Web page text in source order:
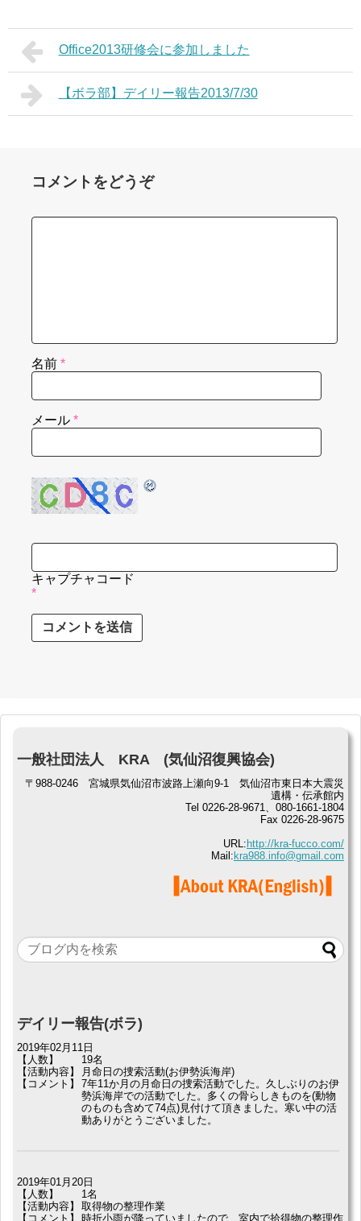
Office2013研修会に参加しました
【ボラ部】デイリー報告2013/7/30
コメントをどうぞ
名前 *
メール *
キャプチャコード
*
一般社団法人 KRA (気仙沼復興協会)
〒988-0246 宮城県気仙沼市波路上瀬向9-1 気仙沼市東日本大震災
遺構・伝承館内
Tel 0226-28-9671、080-1661-1804
Fax 0226-28-9675
URL: http://kra-fucco.com/
Mail: kra988.info@gmail.com
デイリー報告(ボラ)
2019年02月11日
【人数】
19名
【活動内容】
月命日の捜索活動(お伊勢浜海岸)
【コメント】
7年11か月の月命日の捜索活動でした。久しぶりのお伊
勢浜海岸での活動でした。多くの骨らしきものを(動物
のものも含めて74点)見付けて頂きました。寒い中の活
動ありがとうございました。
2019年01月20日
【人数】
1名
【活動内容】
取得物の整理作業
【コメント】
時折小雨が降っていましたので、室内で拾得物の整理作